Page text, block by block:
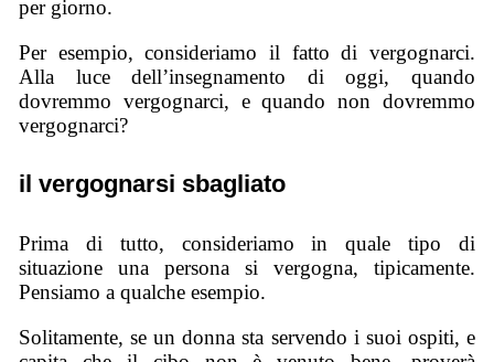
per giorno.
Per esempio, consideriamo il fatto di vergognarci.
Alla luce dell’insegnamento di oggi, quando
dovremmo vergognarci, e quando non dovremmo
vergognarci?
il vergognarsi sbagliato
Prima di tutto, consideriamo in quale tipo di
situazione una persona si vergogna, tipicamente.
Pensiamo a qualche esempio.
Solitamente, se un donna sta servendo i suoi ospiti, e